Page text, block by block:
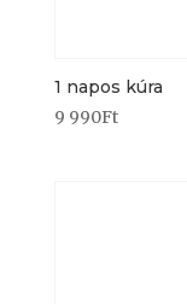
1 napos kúra
9 990Ft